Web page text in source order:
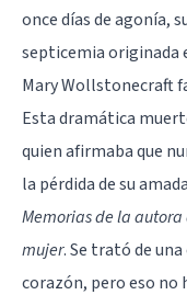
once días de agonía,
septicemia originada
Mary Wollstonecraft
Esta dramática
quien afirmaba que
la pérdida de su
Memorias de la
mujer. Se trató de
corazón, pero eso no